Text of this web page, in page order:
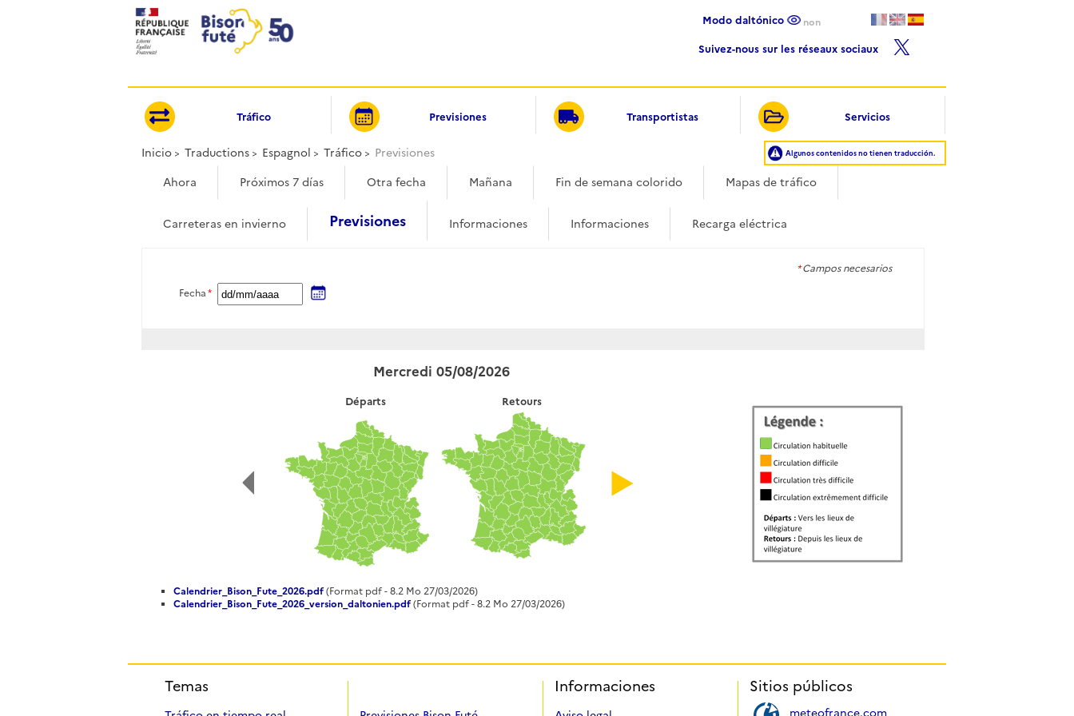
Modo daltónico non
Suivez-nous sur les réseaux sociaux
Tráfico Previsiones Transportistas Servicios
Algunos contenidos no tienen traducción.
Inicio Traductions Espagnol Tráfico Previsiones
Ahora Próximos 7 días Otra fecha Mañana Fin de semana colorido Mapas de tráfico
Carreteras en invierno Previsiones Informaciones Informaciones Recarga eléctrica
* Campos necesarios
Fecha *
Mercredi 05/08/2026
Départs Retours
Calendrier_Bison_Fute_2026.pdf (Format pdf - 8.2 Mo 27/03/2026)
Calendrier_Bison_Fute_2026_version_daltonien.pdf (Format pdf - 8.2 Mo 27/03/2026)
Temas Informaciones Sitios públicos
meteofrance.com